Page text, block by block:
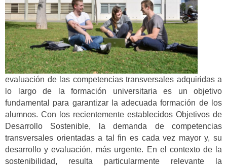
evaluación de las competencias transversales adquiridas a
lo largo de la formación universitaria es un objetivo
fundamental para garantizar la adecuada formación de los
alumnos. Con los recientemente establecidos Objetivos de
Desarrollo Sostenible, la demanda de competencias
transversales orientadas a tal fin es cada vez mayor y, su
desarrollo y evaluación, más urgente. En el contexto de la
sostenibilidad, resulta particularmente relevante la